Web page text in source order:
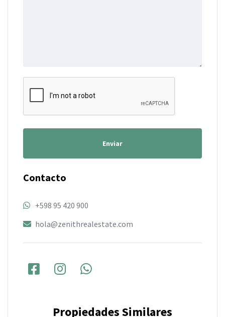
Enviar
Contacto
+598 95 420 900
hola@zenithrealestate.com
Propiedades Similares